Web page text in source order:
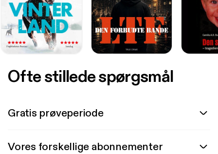
Ofte stillede spørgsmål
Gratis prøveperiode
Vores forskellige abonnementer